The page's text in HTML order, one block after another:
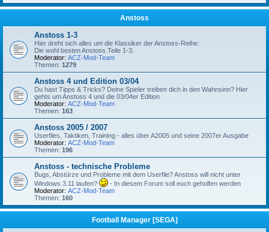
Anstoss
Anstoss 1-3
Hier dreht sich alles um die Klassiker der Anstoss-Reihe:
Die wohl besten Anstoss Teile 1-3.
Moderator: ACZ-Mod-Team
Themen: 1279
Anstoss 4 und Edition 03/04
Du hast Tipps & Tricks? Deine Spieler treiben dich in den Wahnsinn? Hier
gehts um Anstoss 4 und die 03/04er Edition
Moderator: ACZ-Mod-Team
Themen: 163
Anstoss 2005 / 2007
Userfiles, Taktiken, Training - alles über A2005 und seine 2007er Ausgabe
Moderator: ACZ-Mod-Team
Themen: 196
Anstoss - technische Probleme
Bugs, Abstürze und Probleme mit dem Userfile? Anstoss will nicht unter
Windows 3.11 laufen?
- In diesem Forum soll euch geholfen werden
Moderator: ACZ-Mod-Team
Themen: 160
Football Manager [SEGA]